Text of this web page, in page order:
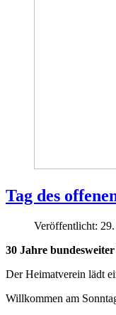
Tag des
Veröffentlicht:
30 Jahre
Der Heimatverein lädt
Willkommen am